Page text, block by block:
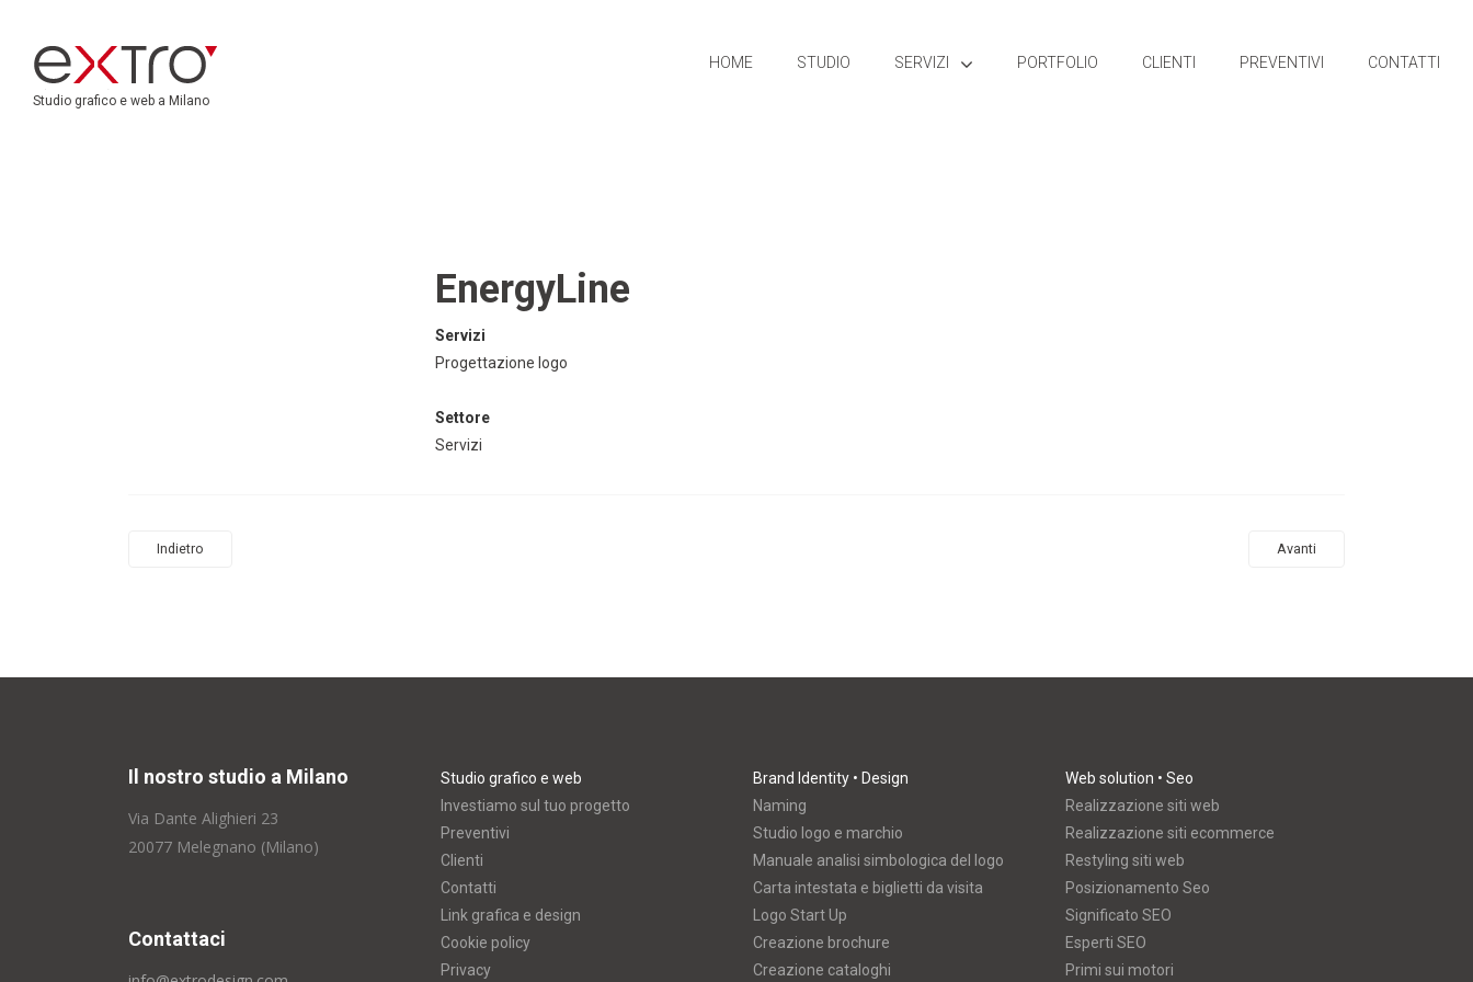
Studio grafico e web a Milano
HOME STUDIO SERVIZI PORTFOLIO CLIENTI PREVENTIVI CONTATTI
EnergyLine
Servizi
Progettazione logo
Settore
Servizi
Indietro Avanti
Il nostro studio a Milano
Via Dante Alighieri 23
20077 Melegnano (Milano)
Contattaci
Studio grafico e web
Investiamo sul tuo progetto
Preventivi
Clienti
Contatti
Link grafica e design
Cookie policy
Privacy
Brand Identity • Design
Naming
Studio logo e marchio
Manuale analisi simbologica del logo
Carta intestata e biglietti da visita
Logo Start Up
Creazione brochure
Creazione cataloghi
Web solution • Seo
Realizzazione siti web
Realizzazione siti ecommerce
Restyling siti web
Posizionamento Seo
Significato SEO
Esperti SEO
Primi sui motori